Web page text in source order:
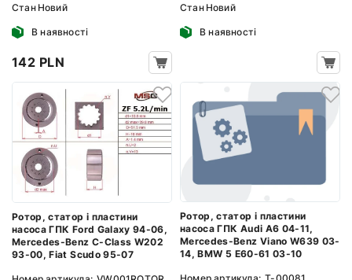
Стан Новий
В наявності
142 PLN
Стан Новий
В наявності
Ротор, статор і пластини
насоса ГПК Ford Galaxy 94-06,
Mercedes-Benz C-Class W202
93-00, Fiat Scudo 95-07
Ротор, статор і пластини
насоса ГПК Audi A6 04-11,
Mercedes-Benz Viano W639 03-
14, BMW 5 E60-61 03-10